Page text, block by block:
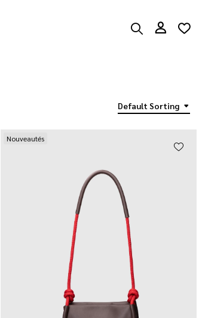
Default Sorting
Nouveautés